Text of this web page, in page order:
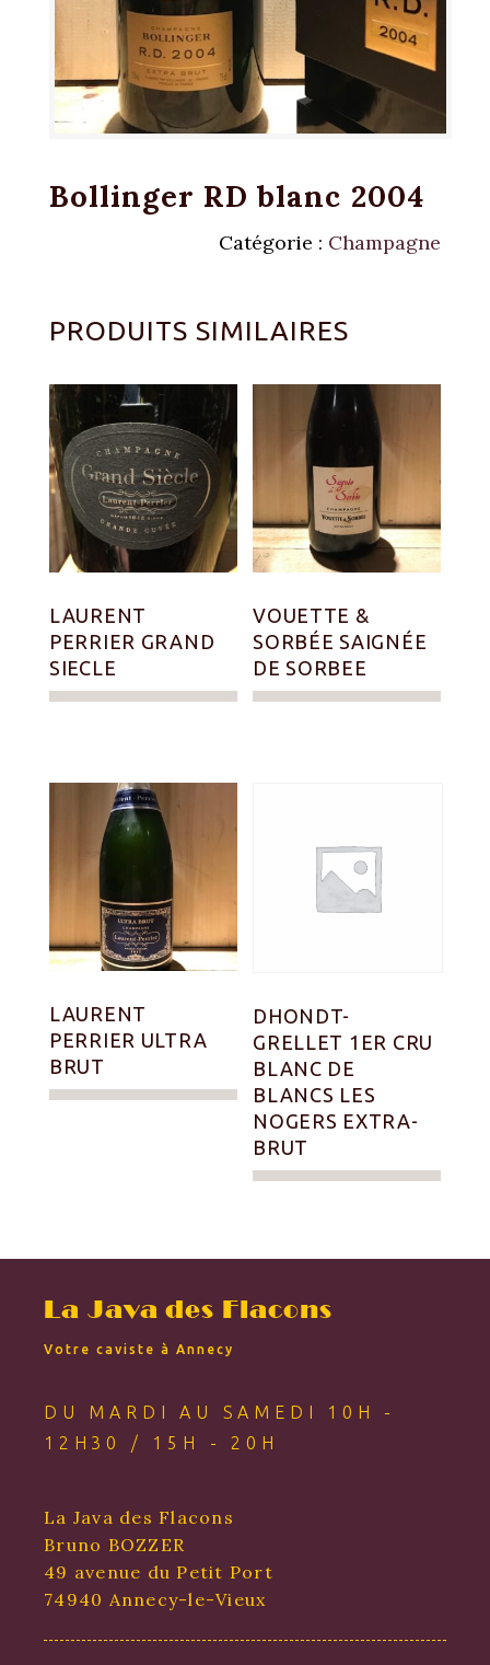
Bollinger RD blanc 2004
Catégorie : Champagne
PRODUITS SIMILAIRES
LAURENT
PERRIER GRAND
SIECLE
VOUETTE &
SORBÉE SAIGNÉE
DE SORBEE
LAURENT
PERRIER ULTRA
BRUT
DHONDT-
GRELLET 1ER CRU
BLANC DE
BLANCS LES
NOGERS EXTRA-
BRUT
La Java des Flacons
Votre caviste à Annecy
DU MARDI AU SAMEDI 10H -
12H30 / 15H - 20H
La Java des Flacons
Bruno BOZZER
49 avenue du Petit Port
74940 Annecy-le-Vieux